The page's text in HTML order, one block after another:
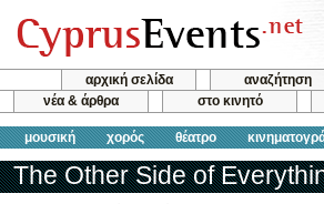
αρχική σελίδα αναζήτηση
νέα & άρθρα
στο κινητό
μουσική χορός θέατρο
The Other Side of